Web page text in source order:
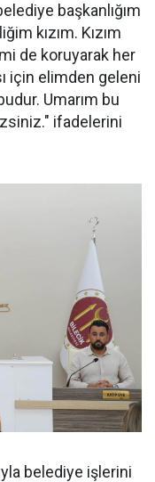
başkanlığım
kızım. Kızım
de koruyarak her
için elimden geleni
Umarım bu
ifadelerini
belediye işlerini